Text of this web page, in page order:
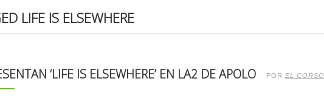
LIFE IS ELSEWHERE
‘LIFE IS ELSEWHERE’ EN LA2 DE APOLO POREL CORSO